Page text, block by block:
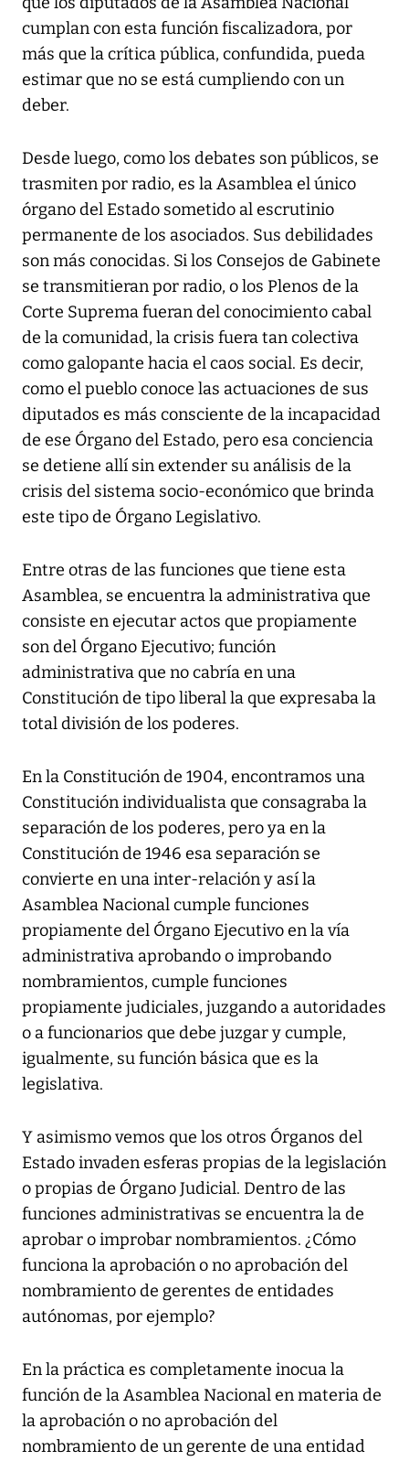
cumplan con esta función fiscalizadora, por
más que la crítica pública, confundida, pueda
estimar que no se está cumpliendo con un
deber.
Desde luego, como los debates son públicos, se
trasmiten por radio, es la Asamblea el único
órgano del Estado sometido al escrutinio
permanente de los asociados. Sus debilidades
son más conocidas. Si los Consejos de Gabinete
se transmitieran por radio, o los Plenos de la
Corte Suprema fueran del conocimiento cabal
de la comunidad, la crisis fuera tan colectiva
como galopante hacia el caos social. Es decir,
como el pueblo conoce las actuaciones de sus
diputados es más consciente de la incapacidad
de ese Órgano del Estado, pero esa conciencia
se detiene allí sin extender su análisis de la
crisis del sistema socio-económico que brinda
este tipo de Órgano Legislativo.
Entre otras de las funciones que tiene esta
Asamblea, se encuentra la administrativa que
consiste en ejecutar actos que propiamente
son del Órgano Ejecutivo; función
administrativa que no cabría en una
Constitución de tipo liberal la que expresaba la
total división de los poderes.
En la Constitución de 1904, encontramos una
Constitución individualista que consagraba la
separación de los poderes, pero ya en la
Constitución de 1946 esa separación se
convierte en una inter-relación y así la
Asamblea Nacional cumple funciones
propiamente del Órgano Ejecutivo en la vía
administrativa aprobando o improbando
nombramientos, cumple funciones
propiamente judiciales, juzgando a autoridades
o a funcionarios que debe juzgar y cumple,
igualmente, su función básica que es la
legislativa.
Y asimismo vemos que los otros Órganos del
Estado invaden esferas propias de la legislación
o propias de Órgano Judicial. Dentro de las
funciones administrativas se encuentra la de
aprobar o improbar nombramientos. ¿Cómo
funciona la aprobación o no aprobación del
nombramiento de gerentes de entidades
autónomas, por ejemplo?
En la práctica es completamente inocua la
función de la Asamblea Nacional en materia de
la aprobación o no aprobación del
nombramiento de un gerente de una entidad